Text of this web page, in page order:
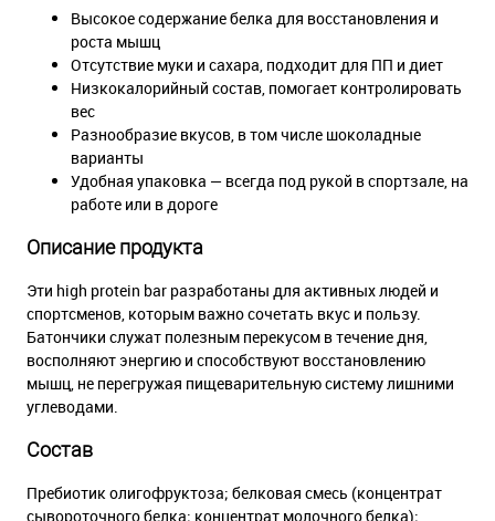
Высокое содержание белка для восстановления и
роста мышц
Отсутствие муки и сахара, подходит для ПП и диет
Низкокалорийный состав, помогает контролировать
вес
Разнообразие вкусов, в том числе шоколадные
варианты
Удобная упаковка — всегда под рукой в спортзале, на
работе или в дороге
Описание продукта
Эти high protein bar разработаны для активных людей и
спортсменов, которым важно сочетать вкус и пользу.
Батончики служат полезным перекусом в течение дня,
восполняют энергию и способствуют восстановлению
мышц, не перегружая пищеварительную систему лишними
углеводами.
Состав
Пребиотик олигофруктоза; белковая смесь (концентрат
сывороточного белка; концентрат молочного белка);